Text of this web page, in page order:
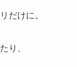
だけに。
り、